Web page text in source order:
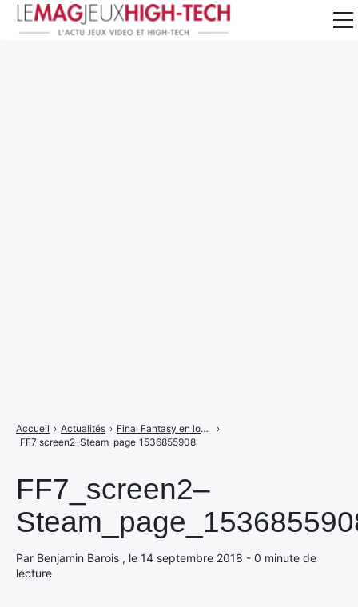
FF7_screen2–
Par Benjamin Barois , le 14 septembre 2018 - 0 minute de
lecture
Accueil › Actualités › Final Fantasy en long en large et en travers
›
FF7_screen2–Steam_page_1536855908